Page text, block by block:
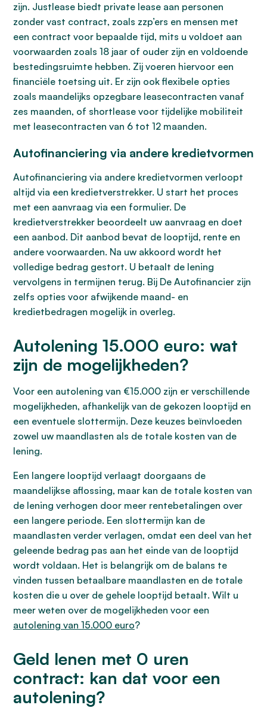
zijn. Justlease biedt private lease aan personen
zonder vast contract, zoals zzp’ers en mensen met
een contract voor bepaalde tijd, mits u voldoet aan
voorwaarden zoals 18 jaar of ouder zijn en voldoende
bestedingsruimte hebben. Zij voeren hiervoor een
financiële toetsing uit. Er zijn ook flexibele opties
zoals maandelijks opzegbare leasecontracten vanaf
zes maanden, of shortlease voor tijdelijke mobiliteit
met leasecontracten van 6 tot 12 maanden.
Autofinanciering via andere kredietvormen
Autofinanciering via andere kredietvormen verloopt
altijd via een kredietverstrekker. U start het proces
met een aanvraag via een formulier. De
kredietverstrekker beoordeelt uw aanvraag en doet
een aanbod. Dit aanbod bevat de looptijd, rente en
andere voorwaarden. Na uw akkoord wordt het
volledige bedrag gestort. U betaalt de lening
vervolgens in termijnen terug. Bij De Autofinancier zijn
zelfs opties voor afwijkende maand- en
kredietbedragen mogelijk in overleg.
Autolening 15.000 euro: wat
zijn de mogelijkheden?
Voor een autolening van €15.000 zijn er verschillende
mogelijkheden, afhankelijk van de gekozen looptijd en
een eventuele slottermijn. Deze keuzes beïnvloeden
zowel uw maandlasten als de totale kosten van de
lening.
Een langere looptijd verlaagt doorgaans de
maandelijkse aflossing, maar kan de totale kosten van
de lening verhogen door meer rentebetalingen over
een langere periode. Een slottermijn kan de
maandlasten verder verlagen, omdat een deel van het
geleende bedrag pas aan het einde van de looptijd
wordt voldaan. Het is belangrijk om de balans te
vinden tussen betaalbare maandlasten en de totale
kosten die u over de gehele looptijd betaalt. Wilt u
meer weten over de mogelijkheden voor een
autolening van 15.000 euro?
Geld lenen met 0 uren
contract: kan dat voor een
autolening?